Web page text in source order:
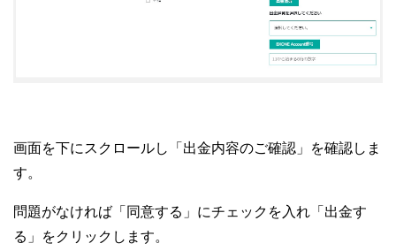
画面を下にスクロールし「出金内容のご確認」を確認しま
す。
問題がなければ「同意する」にチェックを入れ「出金す
る」をクリックします。